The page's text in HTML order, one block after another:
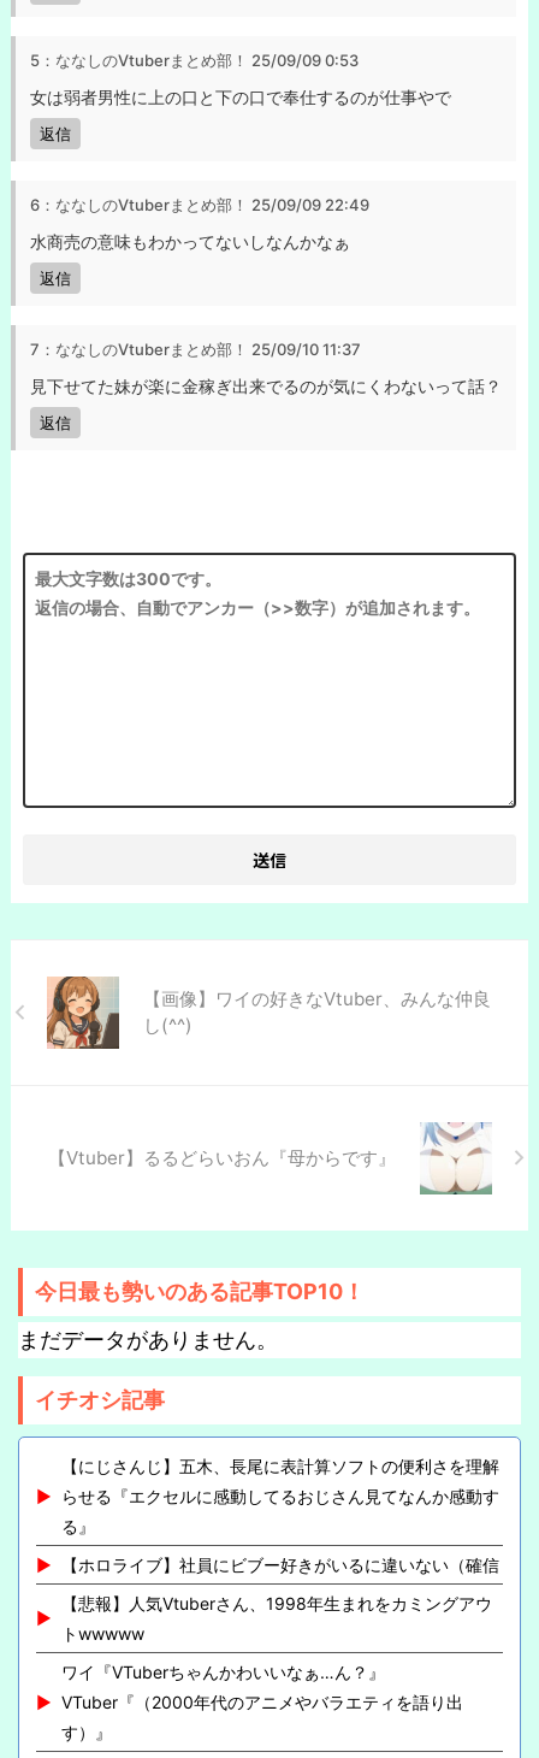
5：ななしのVtuberまとめ部！ 25/09/09 0:53
女は弱者男性に上の口と下の口で奉仕するのが仕事やで
返信
6：ななしのVtuberまとめ部！ 25/09/09 22:49
水商売の意味もわかってないしなんかなぁ
返信
7：ななしのVtuberまとめ部！ 25/09/10 11:37
見下せてた妹が楽に金稼ぎ出来でるのが気にくわないって話？
返信
【画像】ワイの好きなVtuber、みんな仲良
し(^^)
【Vtuber】るるどらいおん『母からです』
今日最も勢いのある記事TOP10！
まだデータがありません。
イチオシ記事
【にじさんじ】五木、長尾に表計算ソフトの便利さを理解
らせる『エクセルに感動してるおじさん見てなんか感動す
る』
【ホロライブ】社員にビブー好きがいるに違いない（確信
【悲報】人気Vtuberさん、1998年生まれをカミングアウ
トwwwww
ワイ『VTuberちゃんかわいいなぁ…ん？』
VTuber『（2000年代のアニメやバラエティを語り出
す）』